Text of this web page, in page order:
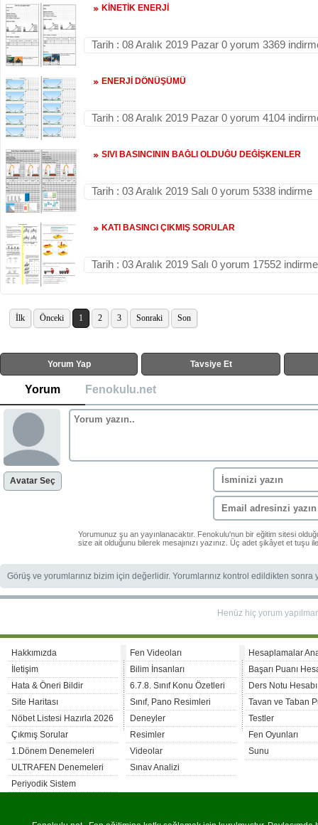
KİNETİK ENERJİ
Tarih : 08 Aralık 2019 Pazar 0 yorum 3369
ENERJİ DÖNÜŞÜMÜ
Tarih : 08 Aralık 2019 Pazar 0 yorum 4104
SIVI BASINCININ BAĞLI OLDUĞU DEĞİŞKENLER
Tarih : 03 Aralık 2019 Salı 0 yorum 5338 indirme
KATI BASINCI ÇIKMIŞ SORULAR
Tarih : 03 Aralık 2019 Salı 0 yorum 17552 indirme
İlk Önceki 1 2 3 Sonraki Son
Yorum Yap Tavsiye Et
Yorum Fenokulu.net
Avatar Seç
Yorumunuz şu an yayınlanacaktır. Fenokulu'nun bir eğitim sitesi
size ait olduğunu bilerek mesajınızı yazınız. Üç adet şikâyet et tuşu
Görüş ve yorumlarınız bizim için değerlidir. Yorumlarınız kontrol edildikten sonra
Henüz hiç yorum
Hakkımızda
İletişim
Hata & Öneri Bildir
Site Haritası
Nöbet Listesi Hazırla 2026
Çıkmış Sorular
1.Dönem Denemeleri
ULTRAFEN Denemeleri
Periyodik Sistem
Fen Videoları
Bilim İnsanları
6.7.8. Sınıf Konu Özetleri
Sınıf, Pano Resimleri
Deneyler
Resimler
Videolar
Sınav Analizi
Hesaplamalar
Başarı Puanı
Ders Notu Hesabı
Tavan ve Taban
Testler
Fen Oyunları
Sunu